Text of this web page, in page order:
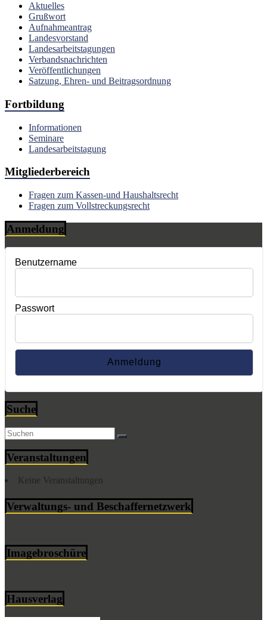
Aktuelles
Grußwort
Aufnahmeantrag
Landesvorstand
Landesarbeitstagungen
Verbandsnachrichten
Veröffentlichungen
Satzung, Ehren- und Beitragsordnung
Fortbildung
Informationen
Seminare
Landesarbeitstagung
Mitgliederbereich
Fragen zum Kassen-und Haushaltsrecht
Fragen zum Vollstreckungsrecht
Anmeldung
Benutzername
Passwort
Suche
Veranstaltungen
Keine Veranstaltungen
Verwaltungs- und Beschaffernetzwerk
Imagebroschüre
Hausverlag